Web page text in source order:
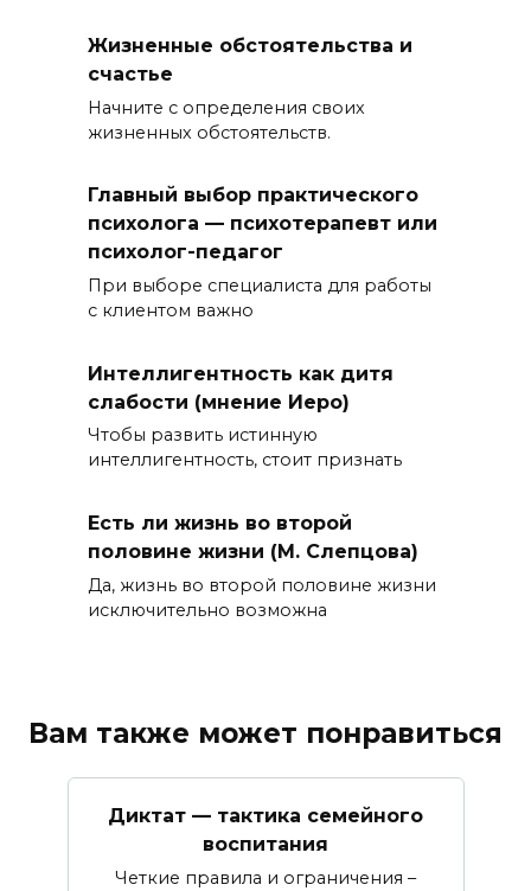
Жизненные обстоятельства и
счастье
Начните с определения своих
жизненных обстоятельств.
Главный выбор практического
психолога — психотерапевт или
психолог-педагог
При выборе специалиста для работы
с клиентом важно
Интеллигентность как дитя
слабости (мнение Иеро)
Чтобы развить истинную
интеллигентность, стоит признать
Есть ли жизнь во второй
половине жизни (М. Слепцова)
Да, жизнь во второй половине жизни
исключительно возможна
Вам также может понравиться
Диктат — тактика семейного
воспитания
Четкие правила и ограничения –